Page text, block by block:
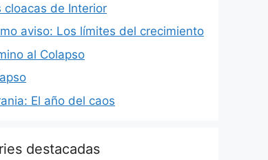
cloacas de Interior
aviso: Los límites del crecimiento
al Colapso
El año del caos
destacadas